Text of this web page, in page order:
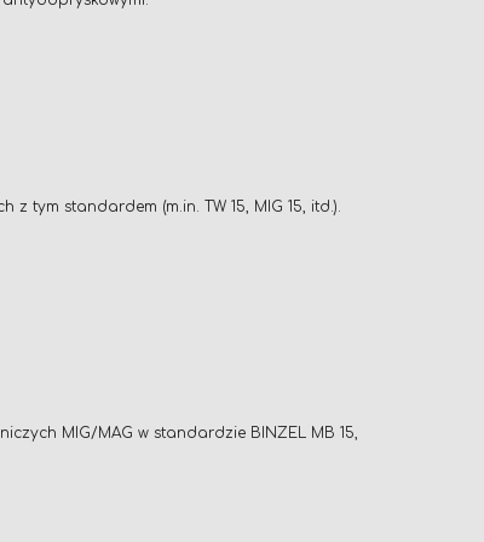
tym standardem (m.in. TW 15, MIG 15, itd.).
MIG/MAG w standardzie BINZEL MB 15,